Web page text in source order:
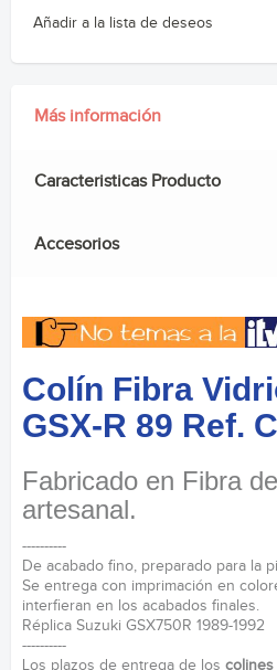
Añadir a la lista de deseos
Más información
Caracteristicas Producto
Accesorios
Colín Fibra
GSX-R 89 Ref.
Fabricado en Fibra
artesanal.
----------
De acabado fino, preparado para la
Se entrega con imprimación en
interfieran en los acabados finales.
Réplica Suzuki GSX750R 1989-1992
----------
Los plazos de entrega de los